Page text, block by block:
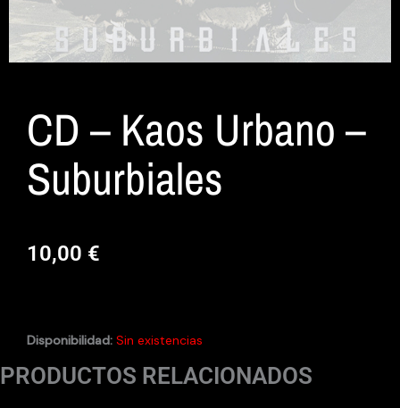
CD – Kaos Urbano –
Suburbiales
10,00 €
Disponibilidad: Sin existencias
PRODUCTOS RELACIONADOS